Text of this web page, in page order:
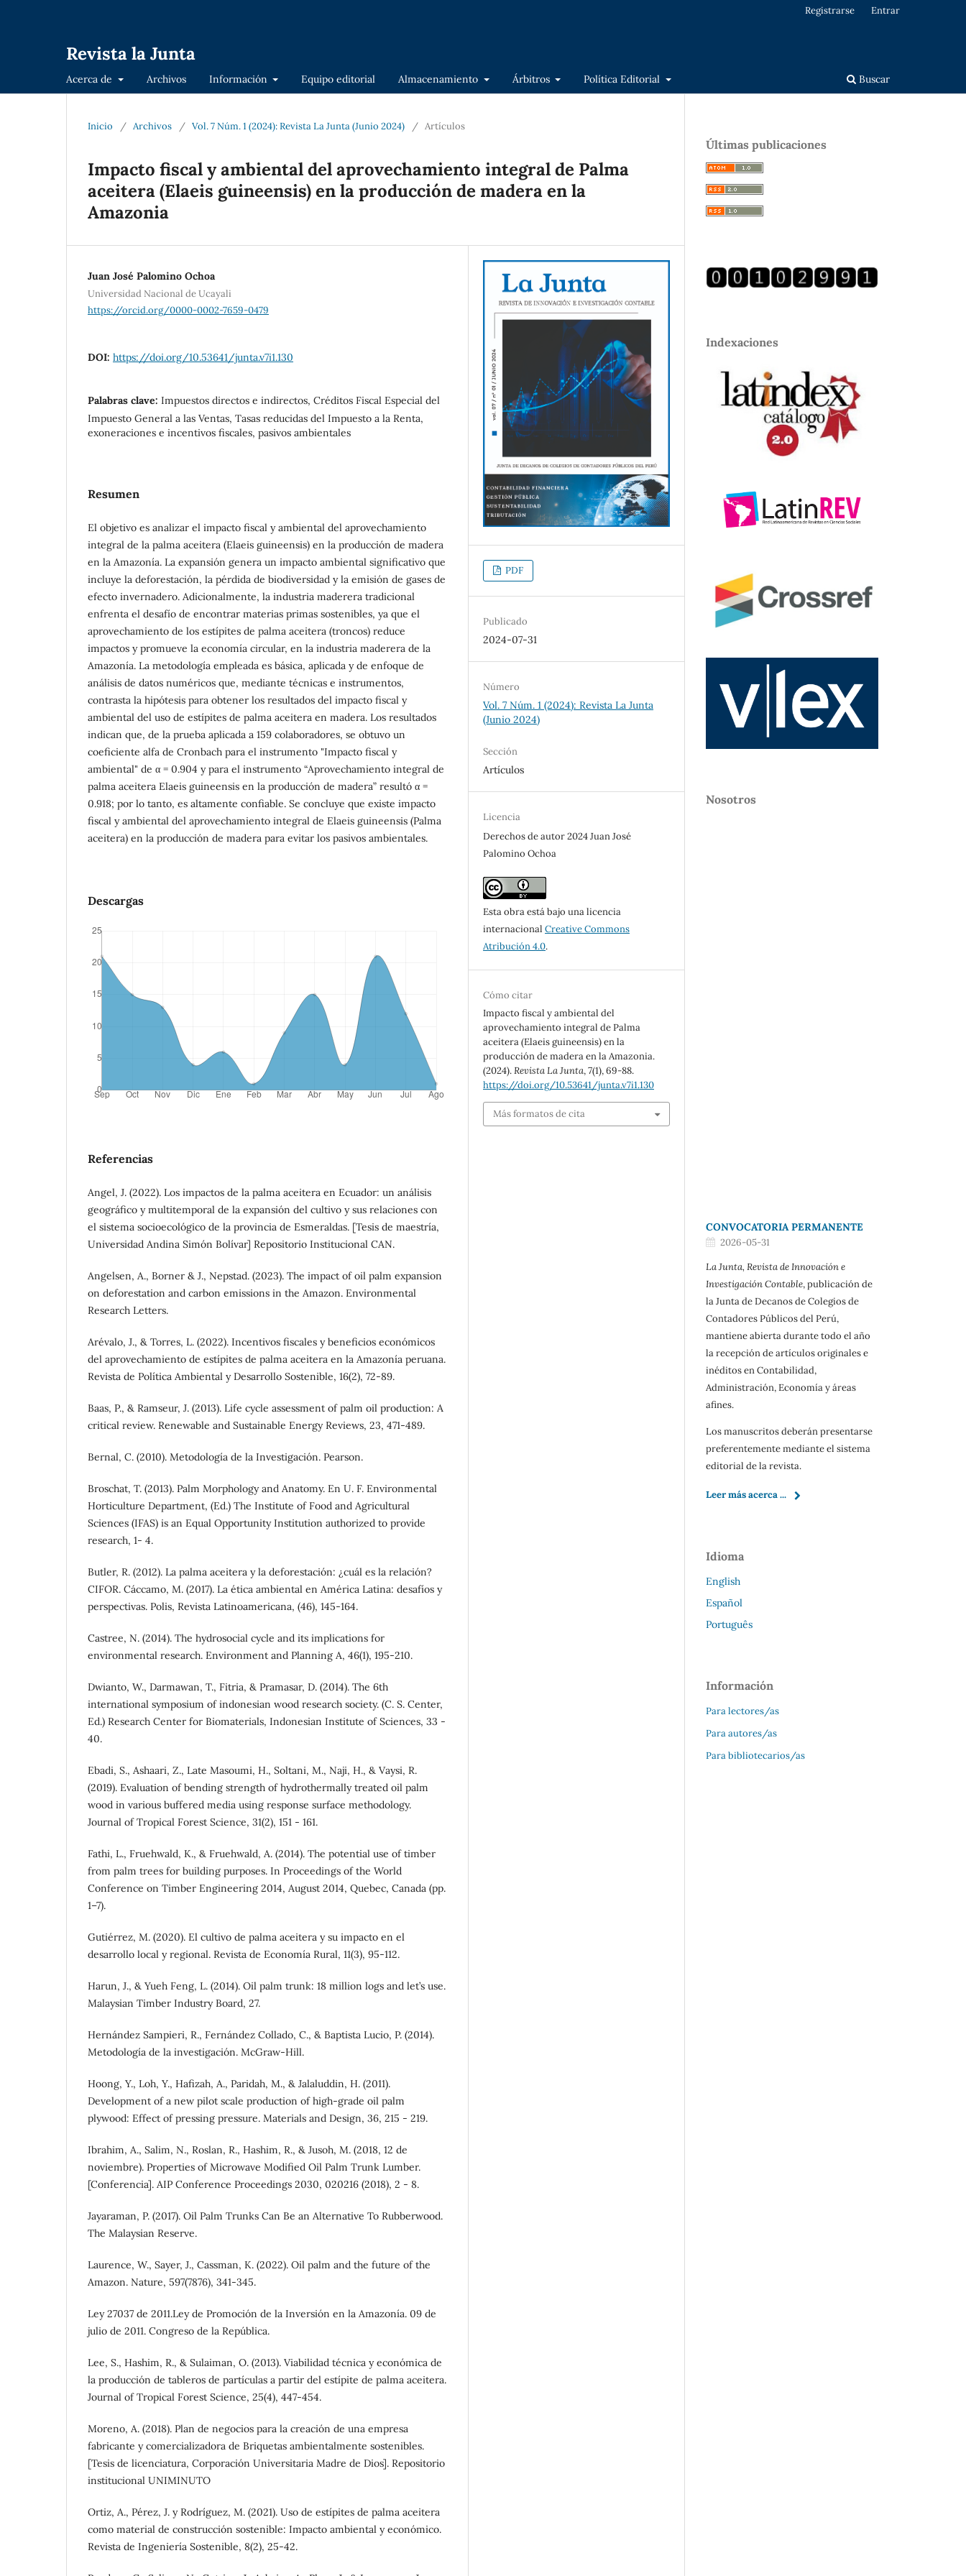
Revista la Junta
Acerca de Archivos Información Equipo editorial Almacenamiento Árbitros Política Editorial Buscar
Registrarse Entrar
Inicio / Archivos / Vol. 7 Núm. 1 (2024): Revista La Junta (Junio 2024) / Artículos
Impacto fiscal y ambiental del aprovechamiento integral de Palma
aceitera (Elaeis guineensis) en la producción de madera en la
Amazonia
Juan José Palomino Ochoa
Universidad Nacional de Ucayali
https://orcid.org/0000-0002-7659-0479
DOI: https://doi.org/10.53641/junta.v7i1.130
Palabras clave: Impuestos directos e indirectos, Créditos Fiscal Especial del
Impuesto General a las Ventas, Tasas reducidas del Impuesto a la Renta,
exoneraciones e incentivos fiscales, pasivos ambientales
Resumen
El objetivo es analizar el impacto fiscal y ambiental del aprovechamiento
integral de la palma aceitera (Elaeis guineensis) en la producción de madera
en la Amazonía. La expansión genera un impacto ambiental significativo que
incluye la deforestación, la pérdida de biodiversidad y la emisión de gases de
efecto invernadero. Adicionalmente, la industria maderera tradicional
enfrenta el desafío de encontrar materias primas sostenibles, ya que el
aprovechamiento de los estípites de palma aceitera (troncos) reduce
impactos y promueve la economía circular, en la industria maderera de la
Amazonía. La metodología empleada es básica, aplicada y de enfoque de
análisis de datos numéricos que, mediante técnicas e instrumentos,
contrasta la hipótesis para obtener los resultados del impacto fiscal y
ambiental del uso de estípites de palma aceitera en madera. Los resultados
indican que, de la prueba aplicada a 159 colaboradores, se obtuvo un
coeficiente alfa de Cronbach para el instrumento "Impacto fiscal y
ambiental" de α = 0.904 y para el instrumento “Aprovechamiento integral de
palma aceitera Elaeis guineensis en la producción de madera” resultó α =
0.918; por lo tanto, es altamente confiable. Se concluye que existe impacto
fiscal y ambiental del aprovechamiento integral de Elaeis guineensis (Palma
aceitera) en la producción de madera para evitar los pasivos ambientales.
Descargas
Referencias
Angel, J. (2022). Los impactos de la palma aceitera en Ecuador: un análisis
geográfico y multitemporal de la expansión del cultivo y sus relaciones con
el sistema socioecológico de la provincia de Esmeraldas. [Tesis de maestría,
Universidad Andina Simón Bolívar] Repositorio Institucional CAN.
Angelsen, A., Borner & J., Nepstad. (2023). The impact of oil palm expansion
on deforestation and carbon emissions in the Amazon. Environmental
Research Letters.
Arévalo, J., & Torres, L. (2022). Incentivos fiscales y beneficios económicos
del aprovechamiento de estípites de palma aceitera en la Amazonía peruana.
Revista de Política Ambiental y Desarrollo Sostenible, 16(2), 72-89.
Baas, P., & Ramseur, J. (2013). Life cycle assessment of palm oil production: A
critical review. Renewable and Sustainable Energy Reviews, 23, 471-489.
Bernal, C. (2010). Metodología de la Investigación. Pearson.
Broschat, T. (2013). Palm Morphology and Anatomy. En U. F. Environmental
Horticulture Department, (Ed.) The Institute of Food and Agricultural
Sciences (IFAS) is an Equal Opportunity Institution authorized to provide
research, 1- 4.
Butler, R. (2012). La palma aceitera y la deforestación: ¿cuál es la relación?
CIFOR. Cáccamo, M. (2017). La ética ambiental en América Latina: desafíos y
perspectivas. Polis, Revista Latinoamericana, (46), 145-164.
Castree, N. (2014). The hydrosocial cycle and its implications for
environmental research. Environment and Planning A, 46(1), 195-210.
Dwianto, W., Darmawan, T., Fitria, & Pramasar, D. (2014). The 6th
international symposium of indonesian wood research society. (C. S. Center,
Ed.) Research Center for Biomaterials, Indonesian Institute of Sciences, 33 -
40.
Ebadi, S., Ashaari, Z., Late Masoumi, H., Soltani, M., Naji, H., & Vaysi, R.
(2019). Evaluation of bending strength of hydrothermally treated oil palm
wood in various buffered media using response surface methodology.
Journal of Tropical Forest Science, 31(2), 151 - 161.
Fathi, L., Fruehwald, K., & Fruehwald, A. (2014). The potential use of timber
from palm trees for building purposes. In Proceedings of the World
Conference on Timber Engineering 2014, August 2014, Quebec, Canada (pp.
1–7).
Gutiérrez, M. (2020). El cultivo de palma aceitera y su impacto en el
desarrollo local y regional. Revista de Economía Rural, 11(3), 95-112.
Harun, J., & Yueh Feng, L. (2014). Oil palm trunk: 18 million logs and let’s use.
Malaysian Timber Industry Board, 27.
Hernández Sampieri, R., Fernández Collado, C., & Baptista Lucio, P. (2014).
Metodología de la investigación. McGraw-Hill.
Hoong, Y., Loh, Y., Hafizah, A., Paridah, M., & Jalaluddin, H. (2011).
Development of a new pilot scale production of high-grade oil palm
plywood: Effect of pressing pressure. Materials and Design, 36, 215 - 219.
Ibrahim, A., Salim, N., Roslan, R., Hashim, R., & Jusoh, M. (2018, 12 de
noviembre). Properties of Microwave Modified Oil Palm Trunk Lumber.
[Conferencia]. AIP Conference Proceedings 2030, 020216 (2018), 2 - 8.
Jayaraman, P. (2017). Oil Palm Trunks Can Be an Alternative To Rubberwood.
The Malaysian Reserve.
Laurence, W., Sayer, J., Cassman, K. (2022). Oil palm and the future of the
Amazon. Nature, 597(7876), 341-345.
Ley 27037 de 2011.Ley de Promoción de la Inversión en la Amazonía. 09 de
julio de 2011. Congreso de la República.
Lee, S., Hashim, R., & Sulaiman, O. (2013). Viabilidad técnica y económica de
la producción de tableros de partículas a partir del estípite de palma aceitera.
Journal of Tropical Forest Science, 25(4), 447-454.
Moreno, A. (2018). Plan de negocios para la creación de una empresa
fabricante y comercializadora de Briquetas ambientalmente sostenibles.
[Tesis de licenciatura, Corporación Universitaria Madre de Dios]. Repositorio
institucional UNIMINUTO
Ortiz, A., Pérez, J. y Rodríguez, M. (2021). Uso de estípites de palma aceitera
como material de construcción sostenible: Impacto ambiental y económico.
Revista de Ingeniería Sostenible, 8(2), 25-42.
PDF
Publicado
2024-07-31
Número
Vol. 7 Núm. 1 (2024): Revista La Junta
(Junio 2024)
Sección
Artículos
Licencia
Derechos de autor 2024 Juan José
Palomino Ochoa
Esta obra está bajo una licencia
internacionalCreative Commons
Atribución 4.0.
Cómo citar
Impacto fiscal y ambiental del
aprovechamiento integral de Palma
aceitera (Elaeis guineensis) en la
producción de madera en la Amazonia.
(2024).Revista La Junta,7(1), 69-88.
https://doi.org/10.53641/junta.v7i1.130
Más formatos de cita
Últimas publicaciones
Indexaciones
Nosotros
CONVOCATORIA PERMANENTE
2026-05-31
La Junta, Revista de Innovación e
Investigación Contable, publicación de
la Junta de Decanos de Colegios de
Contadores Públicos del Perú,
mantiene abierta durante todo el año
la recepción de artículos originales e
inéditos en Contabilidad,
Administración, Economía y áreas
afines.
Los manuscritos deberán presentarse
preferentemente mediante el sistema
editorial de la revista.
Leer más acerca ...
Idioma
English
Español
Português
Información
Para lectores/as
Para autores/as
Para bibliotecarios/as